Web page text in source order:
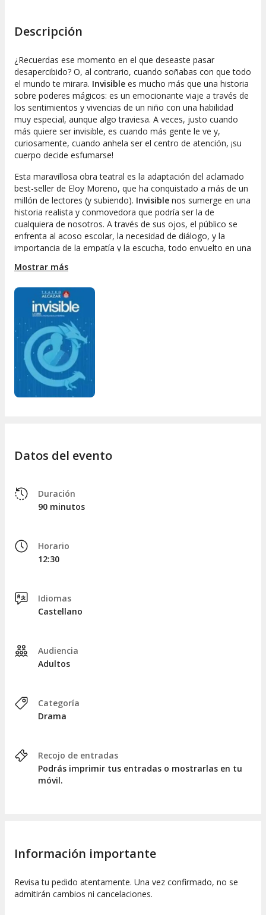
Descripción
¿Recuerdas ese momento en el que deseaste pasar
desapercibido? O, al contrario, cuando soñabas con que todo
el mundo te mirara. Invisible es mucho más que una historia
sobre poderes mágicos: es un emocionante viaje a través de
los sentimientos y vivencias de un niño con una habilidad
muy especial, aunque algo traviesa. A veces, justo cuando
más quiere ser invisible, es cuando más gente le ve y,
curiosamente, cuando anhela ser el centro de atención, ¡su
cuerpo decide esfumarse!
Esta maravillosa obra teatral es la adaptación del aclamado
best-seller de Eloy Moreno, que ha conquistado a más de un
millón de lectores (y subiendo). Invisible nos sumerge en una
historia realista y conmovedora que podría ser la de
cualquiera de nosotros. A través de sus ojos, el público se
enfrenta al acoso escolar, la necesidad de diálogo, y la
importancia de la empatía y la escucha, todo envuelto en una
teatral que emociona tanto a jóvenes como a
adultos?
hará reflexionar y sentir.
Un espectáculo recomendado tanto para familias
como para grupos escolares.
Perfecta para entender mejor el valor de la empatía
y la aceptación.
No te pierdas Invisible
que combina emoción, reflexión y una pizca de humor sutil. Si
Mostrar más
Datos del evento
Duración
90 minutos
Horario
12:30
Idiomas
Castellano
Audiencia
Adultos
Categoría
Drama
Recojo de entradas
Podrás imprimir tus entradas o mostrarlas en tu
móvil.
Información importante
Revisa tu pedido atentamente. Una vez confirmado, no se
admitirán cambios ni cancelaciones.